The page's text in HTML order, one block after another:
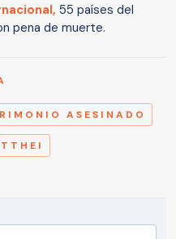
55 países del
pena de muerte.
ASESINADO